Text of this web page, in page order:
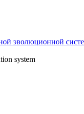
эволюционной
system